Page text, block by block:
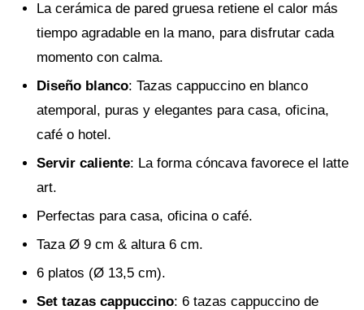
La cerámica de pared gruesa retiene el calor más
tiempo agradable en la mano, para disfrutar cada
momento con calma.
Diseño blanco: Tazas cappuccino en blanco
atemporal, puras y elegantes para casa, oficina,
café o hotel.
Servir caliente: La forma cóncava favorece el latte
art.
Perfectas para casa, oficina o café.
Taza Ø 9 cm & altura 6 cm.
6 platos (Ø 13,5 cm).
Set tazas cappuccino: 6 tazas cappuccino de